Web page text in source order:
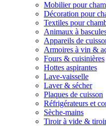
Mobilier pour
Décoration pour
Textiles pour
Animaux à
Appareils de
Armoires à vin &
Fours & cuisinières
Hottes aspirantes
Lave-vaisselle
Laver & sécher
Plaques de cuisson
Réfrigérateurs et
Sèche-mains
Tiroir à vide &